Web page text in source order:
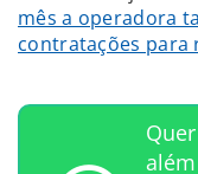
mês a operadora
contratações para